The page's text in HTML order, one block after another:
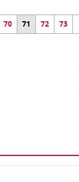
70 71 72 73